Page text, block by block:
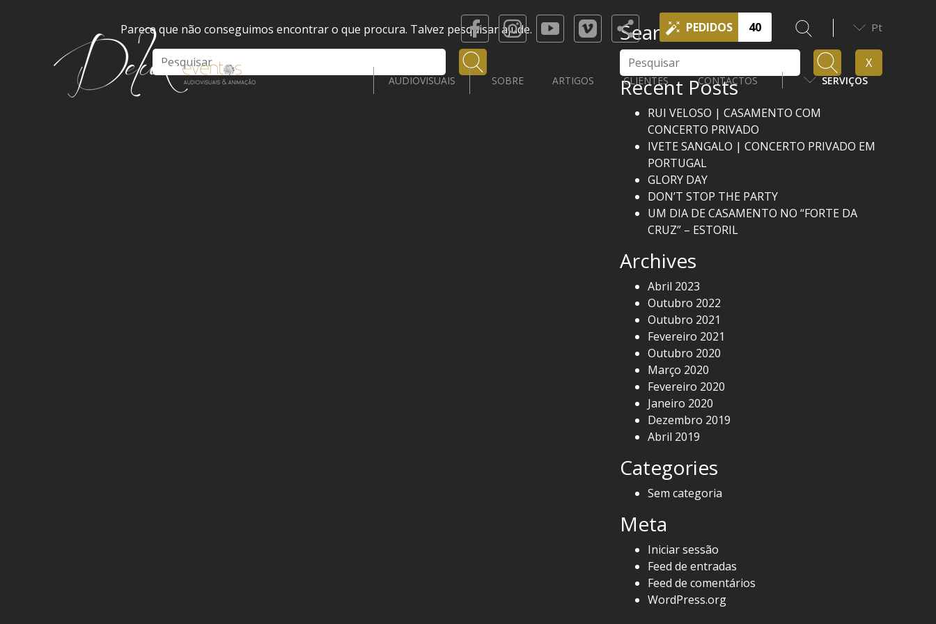
PEDIDOS 40 Pt
AUDIOVISUAIS SOBRE ARTIGOS CLIENTES CONTACTOS SERVIÇOS
Parece que não conseguimos encontrar o que procura. Talvez pesquisar ajude.
Search
Pesquisar X
Recent Posts
RUI VELOSO | CASAMENTO COM
CONCERTO PRIVADO
IVETE SANGALO | CONCERTO PRIVADO EM
PORTUGAL
GLORY DAY
DON’T STOP THE PARTY
UM DIA DE CASAMENTO NO “FORTE DA
CRUZ” – ESTORIL
Archives
Abril 2023
Outubro 2022
Outubro 2021
Fevereiro 2021
Outubro 2020
Março 2020
Fevereiro 2020
Janeiro 2020
Dezembro 2019
Abril 2019
Categories
Sem categoria
Meta
Iniciar sessão
Feed de entradas
Feed de comentários
WordPress.org